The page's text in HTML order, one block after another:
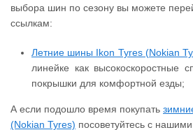
выбора шин по сезону вы можете
ссылкам:
Летние шины Ikon Tyres (Nokian
линейке как высокоскоростные
покрышки для комфортной езды;
А если подошло время покупать
(Nokian Tyres) посоветуйтесь с